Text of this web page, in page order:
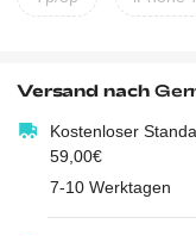
Versand nach
Kostenloser
59,00€
7-10 Werktagen